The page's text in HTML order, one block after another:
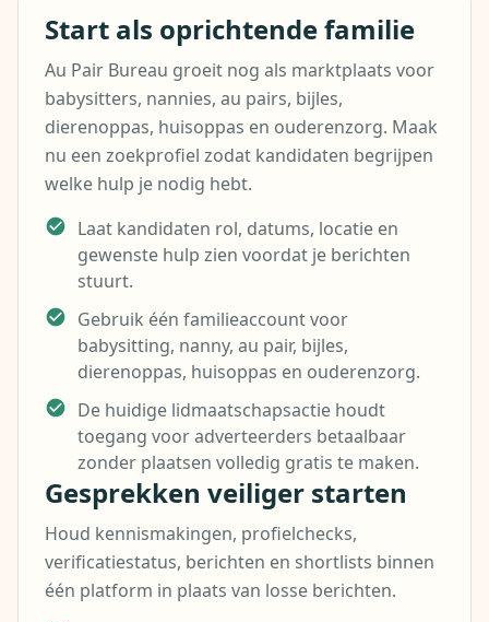
Start als oprichtende familie
Au Pair Bureau groeit nog als marktplaats voor
babysitters, nannies, au pairs, bijles,
dierenoppas, huisoppas en ouderenzorg. Maak
nu een zoekprofiel zodat kandidaten begrijpen
welke hulp je nodig hebt.
Laat kandidaten rol, datums, locatie en
gewenste hulp zien voordat je berichten
stuurt.
Gebruik één familieaccount voor
babysitting, nanny, au pair, bijles,
dierenoppas, huisoppas en ouderenzorg.
De huidige lidmaatschapsactie houdt
toegang voor adverteerders betaalbaar
zonder plaatsen volledig gratis te maken.
Gesprekken veiliger starten
Houd kennismakingen, profielchecks,
verificatiestatus, berichten en shortlists binnen
één platform in plaats van losse berichten.